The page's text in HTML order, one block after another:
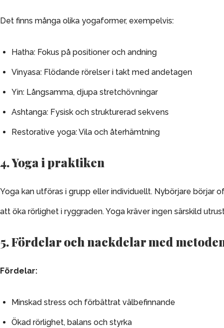
Det finns många olika yogaformer, exempelvis:
Hatha: Fokus på positioner och andning
Vinyasa: Flödande rörelser i takt med andetagen
Yin: Långsamma, djupa stretchövningar
Ashtanga: Fysisk och strukturerad sekvens
Restorative yoga: Vila och återhämtning
4. Yoga i praktiken
Yoga kan utföras i grupp eller individuellt. Nybörjare börjar
att öka rörlighet i ryggraden. Yoga kräver ingen särskild
5. Fördelar och nackdelar med
Fördelar:
Minskad stress och förbättrat välbefinnande
Ökad rörlighet, balans och styrka